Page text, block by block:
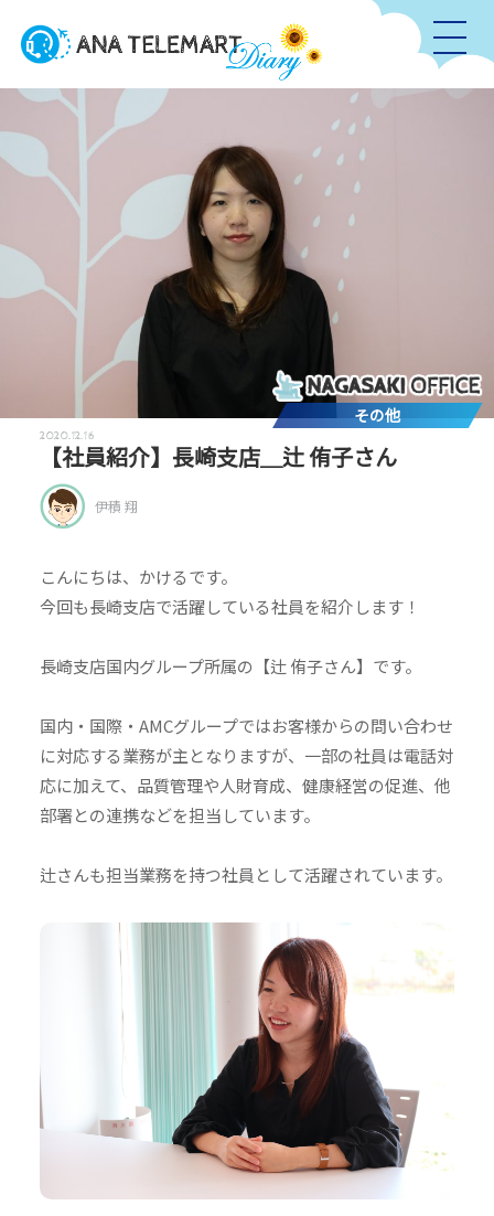
その他
2020.12.16
【社員紹介】長崎支店＿辻 侑子さん
伊積 翔
こんにちは、かけるです。
今回も長崎支店で活躍している社員を紹介します！
長崎支店国内グループ所属の【辻 侑子さん】です。
国内・国際・AMCグループではお客様からの問い合わせ
に対応する業務が主となりますが、一部の社員は電話対
応に加えて、品質管理や人財育成、健康経営の促進、他
部署との連携などを担当しています。
辻さんも担当業務を持つ社員として活躍されています。